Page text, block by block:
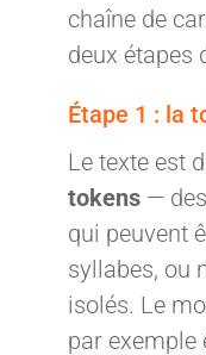
chaîne de
deux étapes
Étape 1 : la
Le texte est
tokens— des
qui peuvent
syllabes, ou
isolés. Le
par exemple